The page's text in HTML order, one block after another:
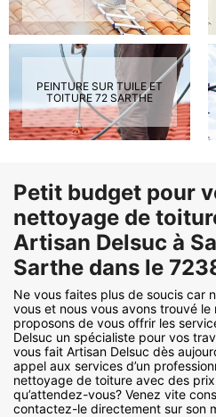
PEINTURE SUR TUILE ET
TOITURE 72 SARTHE
Petit budget pour
nettoyage de
Artisan Delsuc à
Sarthe dans le
Ne vous faites plus de soucis car
vous et nous vous avons trouvé
proposons de vous offrir les
Delsuc un spécialiste pour vos
vous fait Artisan Delsuc dès
appel aux services d’un
nettoyage de toiture avec des
qu’attendez-vous? Venez vite
contactez-le directement sur son